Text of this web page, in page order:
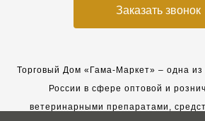
Заказать звонок
Торговый Дом «Гама-Маркет» – одна
России в сфере оптовой и
ветеринарными препаратами,